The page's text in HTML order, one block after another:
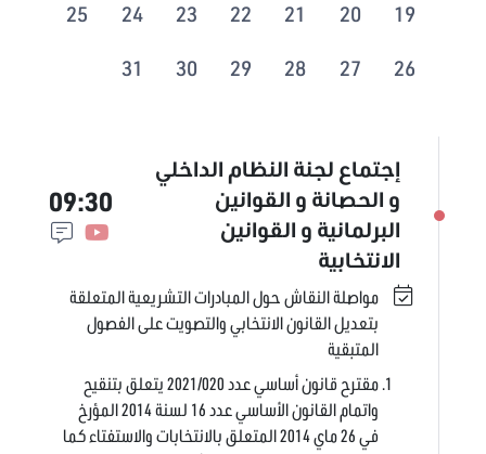
19
20
21
22
23
24
25
26
27
28
29
30
31
إجتماع لجنة النظام الداخلي
و الحصانة و القوانين
البرلمانية و القوانين
الانتخابية
09:30
مواصلة النقاش حول المبادرات التشريعية المتعلقة
بتعديل القانون الانتخابي والتصويت على الفصول
المتبقية
مقترح قانون أساسي عدد 2021/020 يتعلق بتنقيح
واتمام القانون الأساسي عدد 16 لسنة 2014 المؤرخ
في 26 ماي 2014 المتعلق بالانتخابات والاستفتاء كما